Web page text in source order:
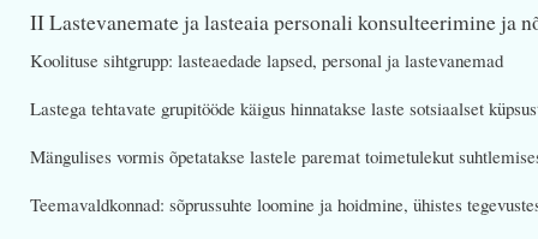
II Lastevanemate ja lasteaia personali konsulteerimine ja
Koolituse sihtgrupp: lasteaedade lapsed, personal ja lastevanemad
Lastega tehtavate grupitööde käigus hinnatakse laste sotsiaalset
Mängulises vormis õpetatakse lastele paremat toimetulekut
Teemavaldkonnad: sõprussuhte loomine ja hoidmine, ühistes